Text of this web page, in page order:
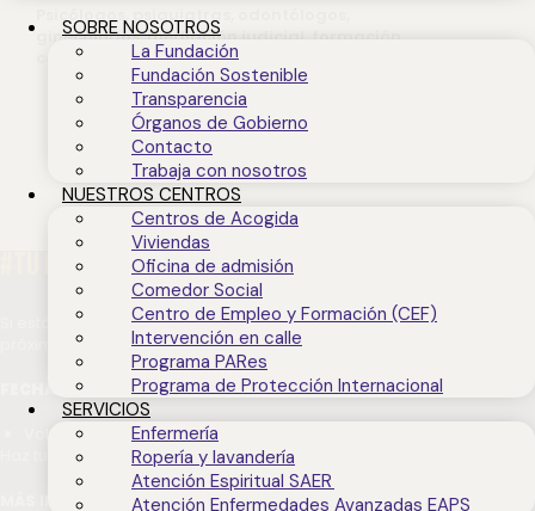
SOBRE NOSOTROS
La Fundación
Fundación Sostenible
Transparencia
Órganos de Gobierno
Contacto
Trabaja con nosotros
NUESTROS CENTROS
Centros de Acogida
Viviendas
Oficina de admisión
Comedor Social
Centro de Empleo y Formación (CEF)
Intervención en calle
Programa PARes
Programa de Protección Internacional
SERVICIOS
Enfermería
Ropería y lavandería
Atención Espiritual SAER
Atención Enfermedades Avanzadas EAPS
ginecólogos, mediación judicial, formación
competencias clave, otros.
#TU ERES NUESTRO PRÓXIMO SUPERHÉROE
Si estás interesado/a en realizarVOLUNTARIADOte invitamos a la
SESIÓN INFORMATIVA.
Volvemos en septiembre
Haz tu inscripción en elFORMULARIO. Gracias.
MÁS INFO:
teléfono 629 34 52 09 /